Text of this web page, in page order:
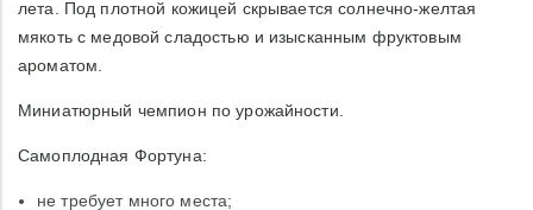
лета. Под плотной кожицей скрывается солнечно-желтая
мякоть с медовой сладостью и изысканным фруктовым
ароматом.
Миниатюрный чемпион по урожайности.
Самоплодная Фортуна:
не требует много места;